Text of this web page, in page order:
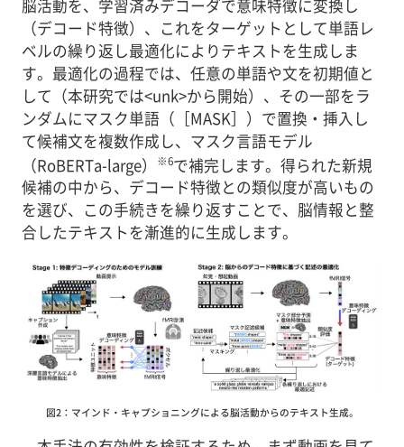
脳活動を、学習済みデコーダで意味特徴に変換し
（デコード特徴）、これをターゲットとして単語レ
ベルの繰り返し最適化によりテキストを生成しま
す。最適化の過程では、任意の単語や文を初期値と
して（本研究では<unk>から開始）、その一部をラ
ンダムにマスク単語（［MASK］）で置換・挿入し
て候補文を複数作成し、マスク言語モデル
（RoBERTa-large）
※6で補完します。得られた新規
候補の中から、デコード特徴との類似度が高いもの
を選び、この手続きを繰り返すことで、脳情報と整
合したテキストを漸進的に生成します。
図2：マインド・キャプショニングによる脳活動からのテキスト生成。